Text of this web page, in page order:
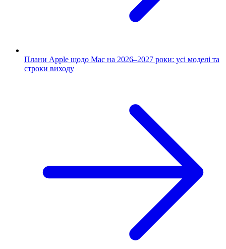
Плани Apple щодо Mac на 2026–2027 роки: усі моделі та
строки виходу